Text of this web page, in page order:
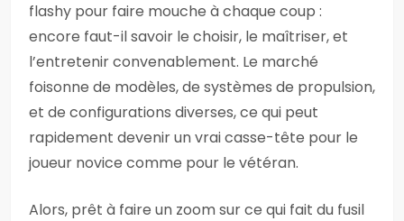
flashy pour faire mouche à chaque coup :
encore faut-il savoir le choisir, le maîtriser, et
l’entretenir convenablement. Le marché
foisonne de modèles, de systèmes de propulsion,
et de configurations diverses, ce qui peut
rapidement devenir un vrai casse-tête pour le
joueur novice comme pour le vétéran.
Alors, prêt à faire un zoom sur ce qui fait du fusil